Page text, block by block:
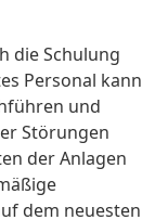
die Schulung
Personal kann
und
Störungen
der Anlagen
dem neuesten